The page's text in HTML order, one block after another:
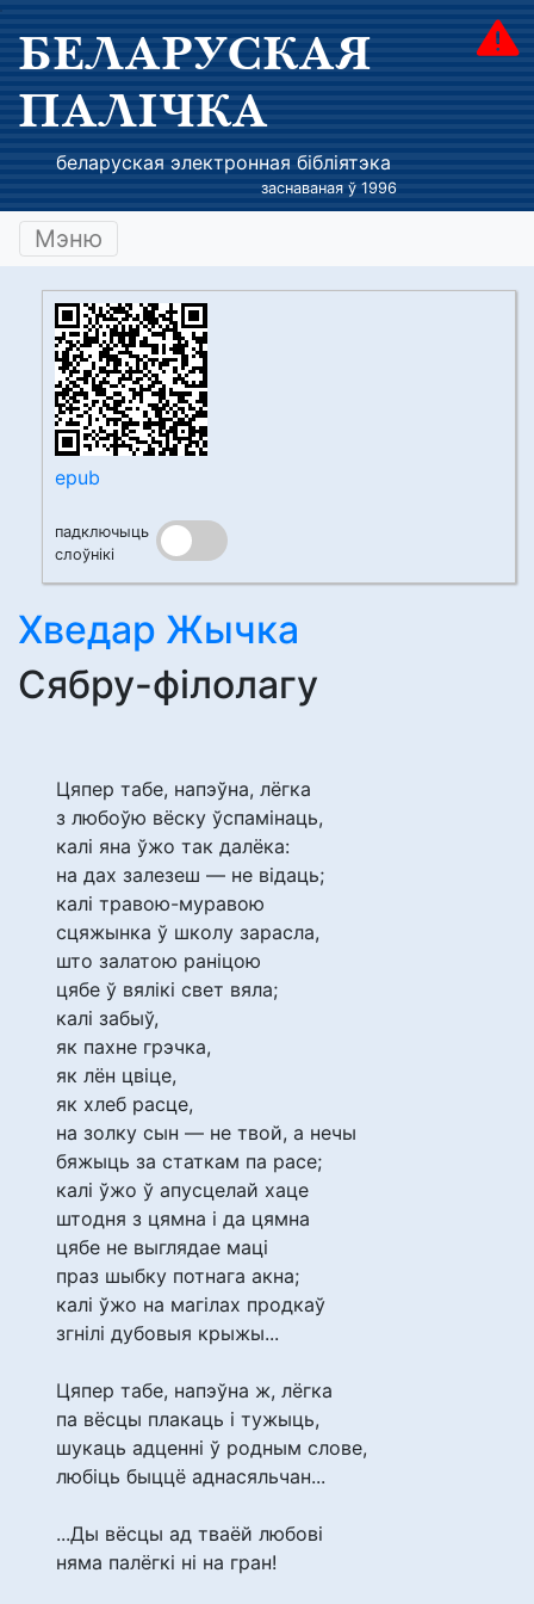
БЕЛАРУСКАЯ
ПАЛІЧКА
беларуская электронная бібліятэка
заснаваная ў 1996
Мэню
epub
падключыць
слоўнікі
Хведар Жычка
Сябру-філолагу
Цяпер табе, напэўна, лёгка
з любоўю вёску ўспамінаць,
калі яна ўжо так далёка:
на дах залезеш — не відаць;
калі травою-муравою
сцяжынка ў школу зарасла,
што залатою раніцою
цябе ў вялікі свет вяла;
калі забыў,
як пахне грэчка,
як лён цвіце,
як хлеб расце,
на золку сын — не твой, а нечы
бяжыць за статкам па расе;
калі ўжо ў апусцелай хаце
штодня з цямна і да цямна
цябе не выглядае маці
праз шыбку потнага акна;
калі ўжо на магілах продкаў
згнілі дубовыя крыжы...
Цяпер табе, напэўна ж, лёгка
па вёсцы плакаць і тужыць,
шукаць адценні ў родным слове,
любіць быццё аднасяльчан...
...Ды вёсцы ад тваёй любові
няма палёгкі ні на гран!